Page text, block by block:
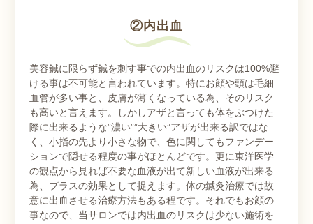
②内出血
美容鍼に限らず鍼を刺す事での内出血のリスクは100%避
ける事は不可能と言われています。特にお顔や頭は毛細
血管が多い事と、皮膚が薄くなっている為、そのリスク
も高いと言えます。しかしアザと言っても体をぶつけた
際に出来るような”濃い””大きい”アザが出来る訳ではな
く、小指の先より小さな物で、色に関してもファンデー
ションで隠せる程度の事がほとんどです。更に東洋医学
の観点から見れば不要な血液が出て新しい血液が出来る
為、プラスの効果として捉えます。体の鍼灸治療では故
意に出血させる治療方法もある程です。それでもお顔の
事なので、当サロンでは内出血のリスクは少ない施術を